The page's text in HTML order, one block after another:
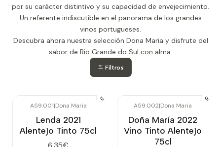
por su carácter distintivo y su capacidad de envejecimiento.
Un referente indiscutible en el panorama de los grandes
vinos portugueses.
Descubra ahora nuestra selección Dona Maria y disfrute del
sabor de Rio Grande do Sul con alma.
Filtros
A59.001|Dona Maria
Lenda 2021
Alentejo Tinto 75cl
A59.002|Dona Maria
Doña María 2022
Vino Tinto Alentejo
75cl